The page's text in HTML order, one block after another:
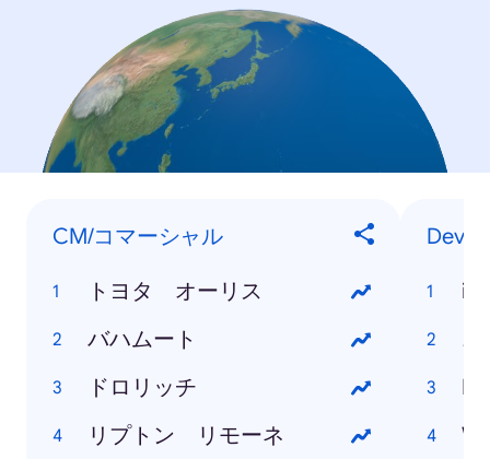
CM/コマーシャル
トヨタ オーリス
バハムート
ドロリッチ
リプトン リモーネ
ニ